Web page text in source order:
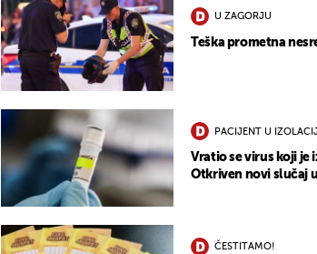
U ZAGORJU
Teška prometna
PACIJENT U IZOLACIJI
Vratio se virus koji je
Otkriven novi slučaj
ČESTITAMO!